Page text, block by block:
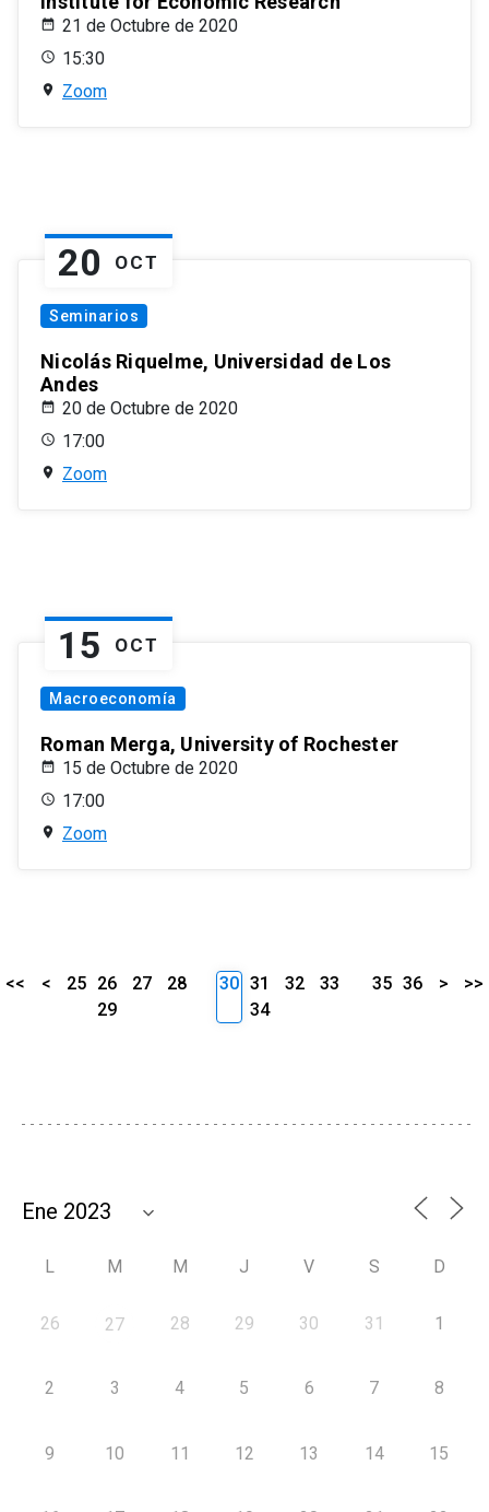
21 de Octubre de 2020
15:30
Zoom
20 OCT
Seminarios
Nicolás Riquelme, Universidad de Los
Andes
20 de Octubre de 2020
17:00
Zoom
15 OCT
Macroeconomía
Roman Merga, University of Rochester
15 de Octubre de 2020
17:00
Zoom
<< < 25 26 27
28
29
30 31 32
33
34
35 36 > >>
L M M J V S D
26 27 28 29 30 31 1
2 3 4 5 6 7 8
9 10 11 12 13 14 15